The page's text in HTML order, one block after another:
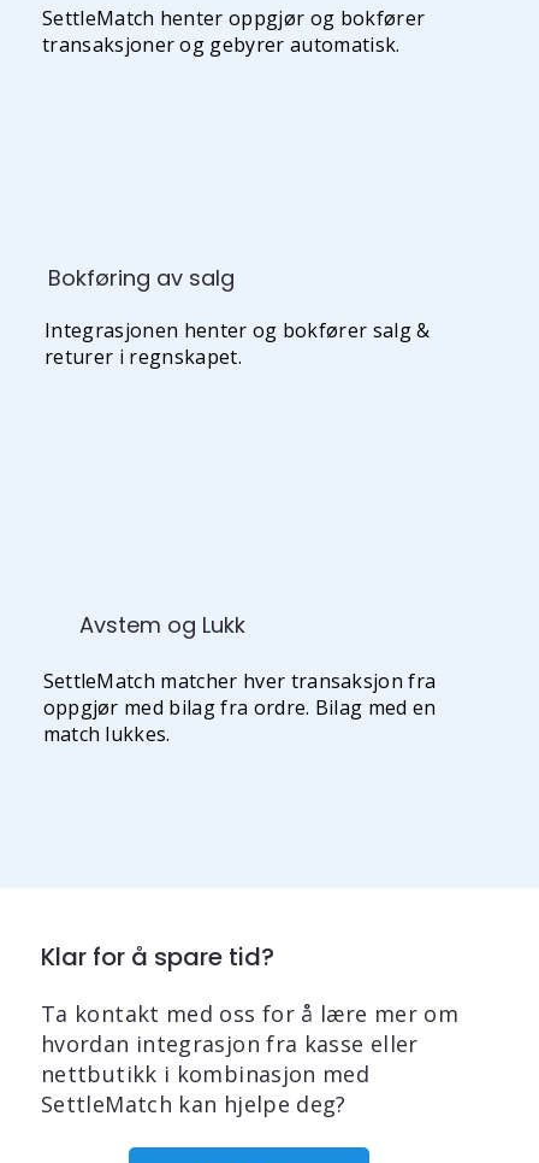
Bokføring av salg
Integrasjonen henter og bokfører salg &
returer i regnskapet.
SettleMatch henter oppgjør og bokfører
transaksjoner og gebyrer automatisk.
Avstem og Lukk
SettleMatch matcher hver transaksjon fra
oppgjør med bilag fra ordre. Bilag med en
match lukkes.
Klar for å spare tid?
Ta kontakt med oss for å lære mer om
hvordan integrasjon fra kasse eller
nettbutikk i kombinasjon med
SettleMatch kan hjelpe deg?